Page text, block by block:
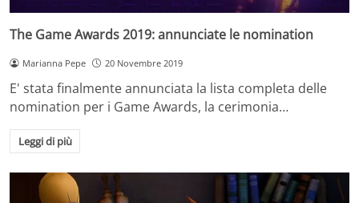
The Game Awards 2019: annunciate le nomination
Marianna Pepe 20 Novembre 2019
E' stata finalmente annunciata la lista completa delle
nomination per i Game Awards, la cerimonia…
Leggi di più